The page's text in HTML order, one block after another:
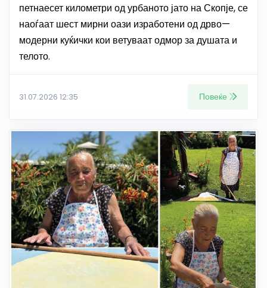
петнаесет километри од урбаното јато на Скопје, се
наоѓаат шест мирни оази изработени од дрво—
модерни куќички кои ветуваат одмор за душата и
телото.
31.07.2026 12:35 Повеќе